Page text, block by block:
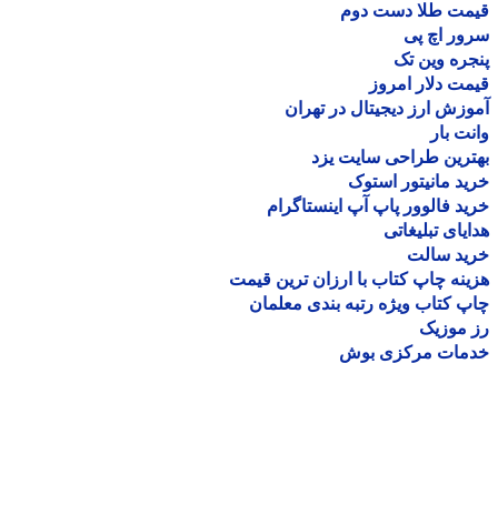
طلا دست دوم
اچ پی
وین تک
دلار امروز
ارز دیجیتال در تهران
بار
طراحی سایت یزد
مانیتور استوک
فالوور پاپ آپ اینستاگرام
تبلیغاتی
سالت
چاپ کتاب با ارزان ترین قیمت
کتاب ویژه رتبه بندی معلمان
موزیک
مرکزی بوش